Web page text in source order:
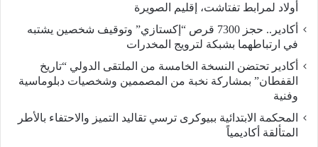
أولاد لمرابط تفتاشت، إقليم الصويرة
أكادير.. حجز 7300 قرص “إكستازي” وتوقيف شخصين يشتبه
في ارتباطهما بشبكة لترويج المخدرات
أكادير تحتضن النسخة الخامسة من الملتقى الدولي “تاريخ
القفطان” بمشاركة نخبة من المصممين وشخصيات دبلوماسية
وفنية
المحكمة الابتدائية ببيوكرى ترسي تقاليد التميز والاحتفاء بالأطر
المتألقة أكاديمياً